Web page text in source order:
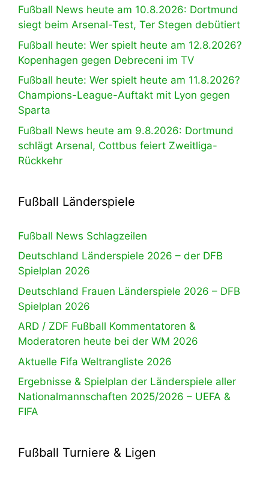
Fußball News heute am 10.8.2026: Dortmund
siegt beim Arsenal-Test, Ter Stegen debütiert
Fußball heute: Wer spielt heute am 12.8.2026?
Kopenhagen gegen Debreceni im TV
Fußball heute: Wer spielt heute am 11.8.2026?
Champions-League-Auftakt mit Lyon gegen
Sparta
Fußball News heute am 9.8.2026: Dortmund
schlägt Arsenal, Cottbus feiert Zweitliga-
Rückkehr
Fußball Länderspiele
Fußball News Schlagzeilen
Deutschland Länderspiele 2026 – der DFB
Spielplan 2026
Deutschland Frauen Länderspiele 2026 – DFB
Spielplan 2026
ARD / ZDF Fußball Kommentatoren &
Moderatoren heute bei der WM 2026
Aktuelle Fifa Weltrangliste 2026
Ergebnisse & Spielplan der Länderspiele aller
Nationalmannschaften 2025/2026 – UEFA &
FIFA
Fußball Turniere & Ligen